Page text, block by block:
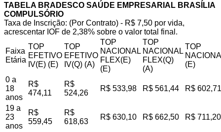
TABELA BRADESCO SAÚDE EMPRESARIAL BRASÍLIA
COMPULSÓRIO
Taxa de Inscrição: (Por Contrato) - R$ 7,50 por vida,
acrescentar IOF de 2,38% sobre o valor total final.
Faixa
Etária
TOP
EFETIVO
IV(E) (E)
TOP
EFETIVO
IV(Q) (A)
TOP
NACIONAL
FLEX(E)
(E)
TOP
NACIONAL
FLEX(Q)
(A)
TOP
(E)
0 a
18
anos
R$
474,11
R$
524,26
R$ 533,98 R$ 561,44 R$ 602,71
19 a
23
anos
R$
559,45
R$
618,63
R$ 630,10 R$ 662,50 R$ 711,20